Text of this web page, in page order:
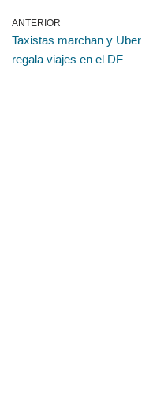
ANTERIOR
Taxistas marchan y Uber
regala viajes en el DF